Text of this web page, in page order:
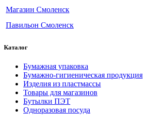
Магазин Смоленск
Павильон Смоленск
Каталог
Бумажная упаковка
Бумажно-гигиеническая продукция
Изделия из пластмассы
Товары для магазинов
Бутылки ПЭТ
Одноразовая посуда